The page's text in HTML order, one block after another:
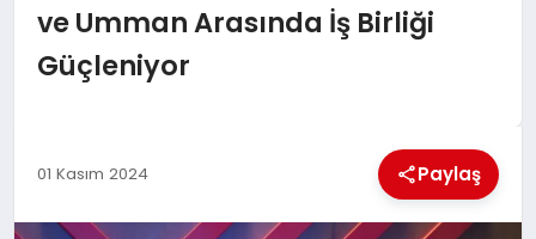
EĞITIM
MAGAZIN
ve Umman Arasında İş Birliği
Güçleniyor
01 Kasım 2024 Paylaş